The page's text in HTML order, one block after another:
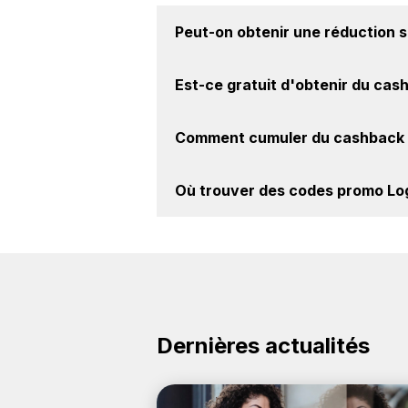
Peut-on obtenir une réduction
de la marque Logitech sur nos
Est-ce gratuit d'obtenir du
marque Logitech. Oui, c'est donc
Comment cumuler du cashback
le cashback, réalisez votre
Où trouver des codes promo
Dernières actualités